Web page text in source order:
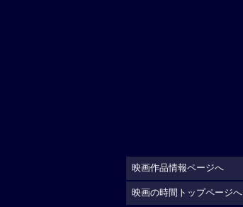
映画作品情報ページへ
映画の時間トップページへ